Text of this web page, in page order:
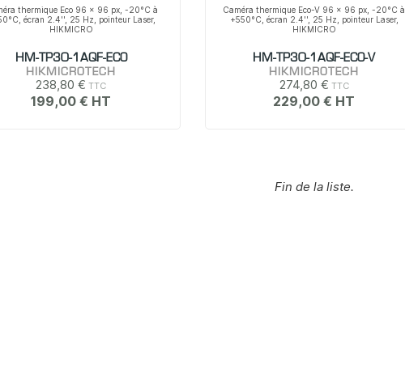
thermique Eco 96 x 96 px, -20°C à
écran 2.4'', 25 Hz, pointeur Laser,
HIKMICRO
HM-TP30-1AQF-ECO
HIKMICROTECH
238,80 €
199,00 €
Caméra thermique Eco-V 96 x 96 px, -20°C à
+550°C, écran 2.4'', 25 Hz, pointeur Laser,
HIKMICRO
HM-TP30-1AQF-ECO-V
HIKMICROTECH
274,80 €
229,00 €
Fin de la liste.